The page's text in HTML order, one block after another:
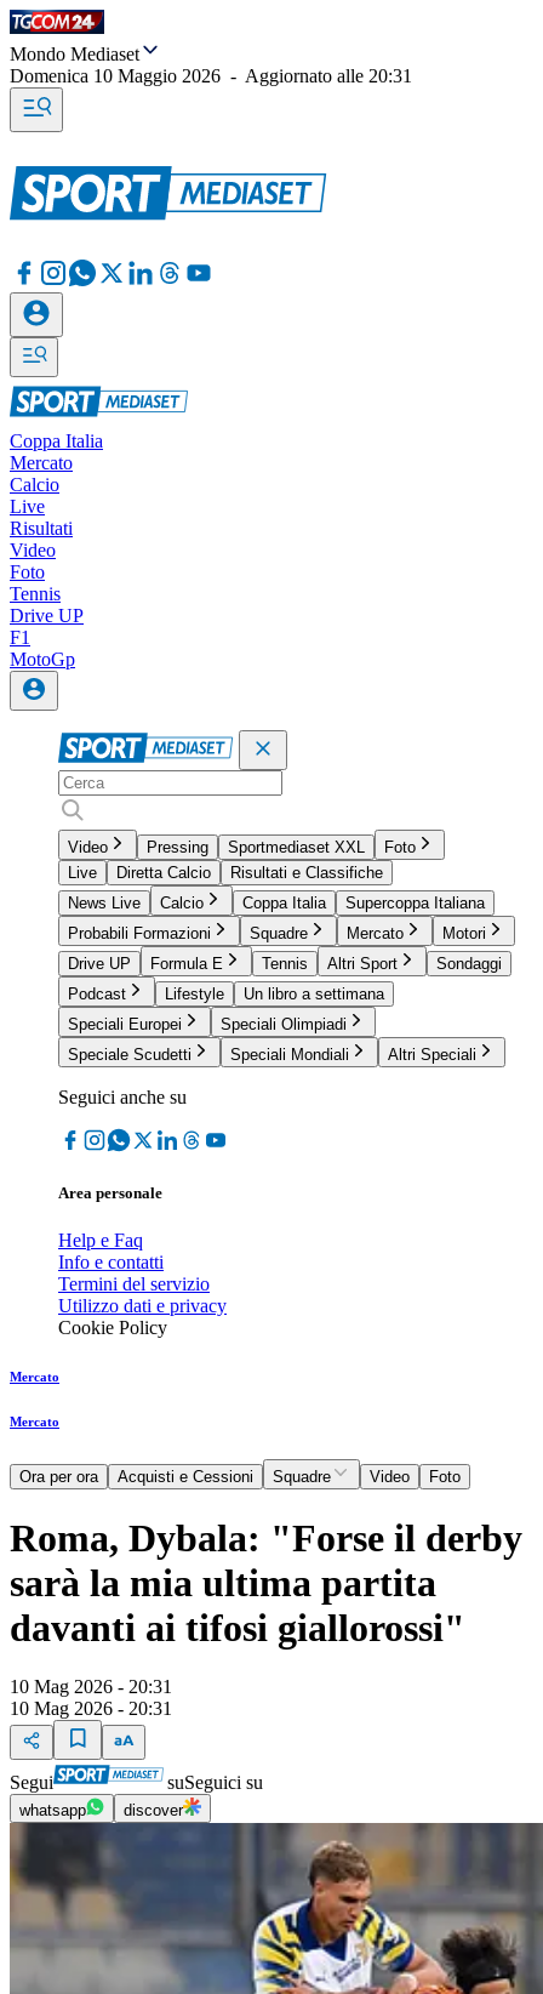
Mondo Mediaset
Domenica 10 Maggio 2026 - Aggiornato alle 20:31
Coppa Italia
Mercato
Calcio
Live
Risultati
Video
Foto
Tennis
Drive UP
F1
MotoGp
Video Pressing Sportmediaset XXL
Foto
Live
Diretta Calcio
Risultati e Classifiche
News Live
Calcio Coppa Italia
Supercoppa Italiana
Probabili Formazioni
Squadre Mercato
Motori
Drive UP
Formula E Tennis Altri Sport
Sondaggi
Podcast
Lifestyle
Un libro a settimana
Speciali Europei
Speciali Olimpiadi
Speciale Scudetti
Speciali Mondiali Altri Speciali
Seguici anche su
Area personale
Help e Faq
Info e contatti
Termini del servizio
Utilizzo dati e privacy
Cookie Policy
Mercato
Mercato
Ora per ora Acquisti e Cessioni Squadre Video Foto
Roma, Dybala: "Forse il derby
sarà la mia ultima partita
davanti ai tifosi giallorossi"
10 Mag 2026 - 20:31
10 Mag 2026 - 20:31
Segui suSeguici su
whatsapp discover